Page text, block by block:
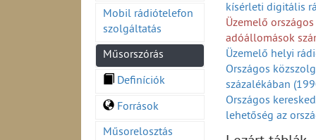
Mobil rádiótelefon
szolgáltatás
Műsorszórás
Definíciók
Források
Műsorelosztás
kísérleti digitális
Üzemelő
adóállomások
Üzemelő helyi
Országos
százalékában
Országos
lehetőség az
Országos és